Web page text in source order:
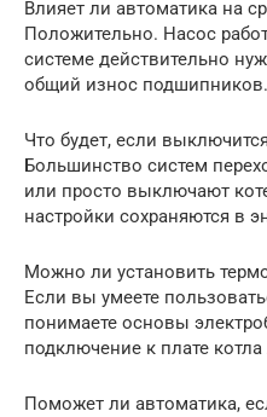
Влияет ли автоматика на
Положительно. Насос
системе действительно
общий износ подшипников.
Что будет, если
Большинство систем
или просто выключают
настройки сохраняются в
Можно ли установить
Если вы умеете
понимаете основы
подключение к плате
Поможет ли автоматика,